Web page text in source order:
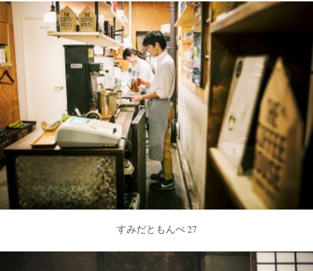
すみだともんぺ 27